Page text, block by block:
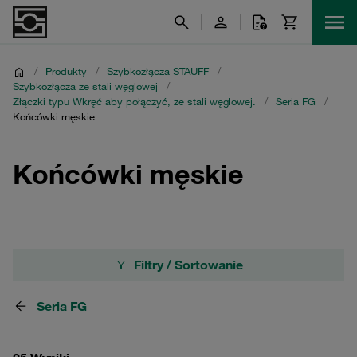
/ Produkty / Szybkozłącza STAUFF
/
Szybkozłącza ze stali węglowej
/
Złączki typu Wkręć aby połączyć, ze stali węglowej.
/ Seria FG
/
Końcówki męskie
Końcówki męskie
Filtry / Sortowanie
Seria FG